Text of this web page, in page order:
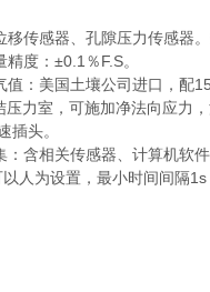
移传感器、孔隙压力传感器
度：±0.1％F.S。
值：美国土壤公司进口 ，配
压力室，可施加净法向应力
插头。
：含相关传感器、计算机软
人为设置，最小时间间隔